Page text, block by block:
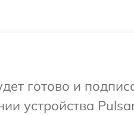
готово и
устройства